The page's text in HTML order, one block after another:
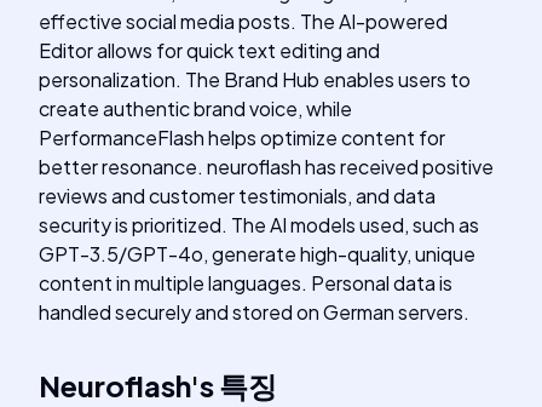
effective social media posts. The AI-powered
Editor allows for quick text editing and
personalization. The Brand Hub enables users to
create authentic brand voice, while
PerformanceFlash helps optimize content for
better resonance. neuroflash has received positive
reviews and customer testimonials, and data
security is prioritized. The AI models used, such as
GPT-3.5/GPT-4o, generate high-quality, unique
content in multiple languages. Personal data is
handled securely and stored on German servers.
Neuroflash's특징